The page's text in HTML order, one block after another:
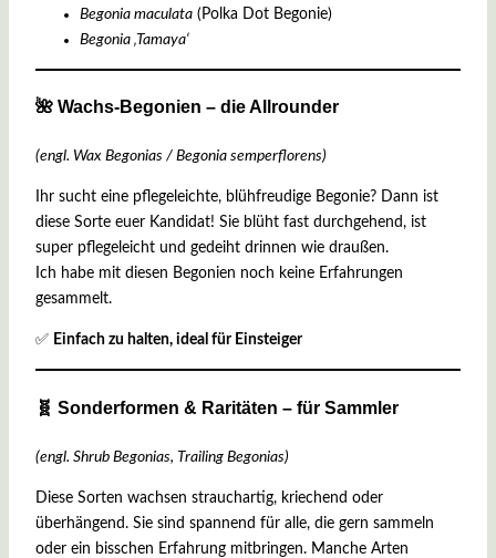
Begonia maculata (Polka Dot Begonie)
Begonia ‚Tamaya‘
🌺 Wachs-Begonien – die Allrounder
(engl. Wax Begonias / Begonia semperflorens)
Ihr sucht eine pflegeleichte, blühfreudige Begonie? Dann ist
diese Sorte euer Kandidat! Sie blüht fast durchgehend, ist
super pflegeleicht und gedeiht drinnen wie draußen.
Ich habe mit diesen Begonien noch keine Erfahrungen
gesammelt.
✅ Einfach zu halten, ideal für Einsteiger
🧬 Sonderformen & Raritäten – für Sammler
(engl. Shrub Begonias, Trailing Begonias)
Diese Sorten wachsen strauchartig, kriechend oder
überhängend. Sie sind spannend für alle, die gern sammeln
oder ein bisschen Erfahrung mitbringen. Manche Arten